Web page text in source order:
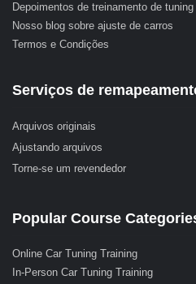
Depoimentos de treinamento de
Nosso blog sobre ajuste de carros
Termos e Condições
Serviços de
Arquivos originais
Ajustando arquivos
Torne-se um revendedor
Popular Course
Online Car Tuning Training
In-Person Car Tuning Training